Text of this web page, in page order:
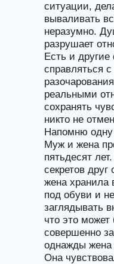
ситуации,
вываливать
неразумно.
разрушает
Есть и другие
справляться
реальными
сохранять
никто не
Напомню одну
Муж и жена
пятьдесят
секретов друг
жена хранила
под обуви и
заглядывать
что это
совершенно
однажды жена
Она